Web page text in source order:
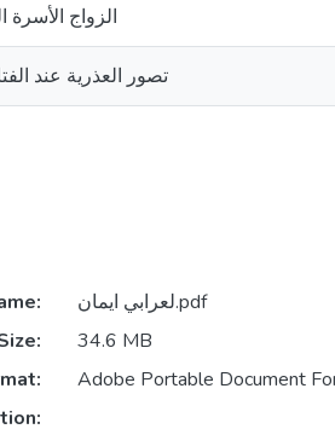
الزواج الأسرة
تصور العذرية عند
لعرابي ايمان.pdf
34.6 MB
Adobe Portable Document